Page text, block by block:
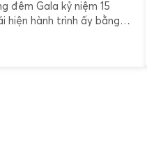
đêm Gala kỷ niệm 15
hiện hành trình ấy bằng
về sự phát triển của một